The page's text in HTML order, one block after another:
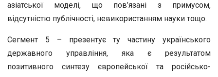
азіатської моделі, що пов’язані з примусом,
відсутністю публічності, невикористанням науки тощо.
Сегмент 5 – презентує ту частину українського
державного управління, яка є результатом
позитивного синтезу європейської та російсько-